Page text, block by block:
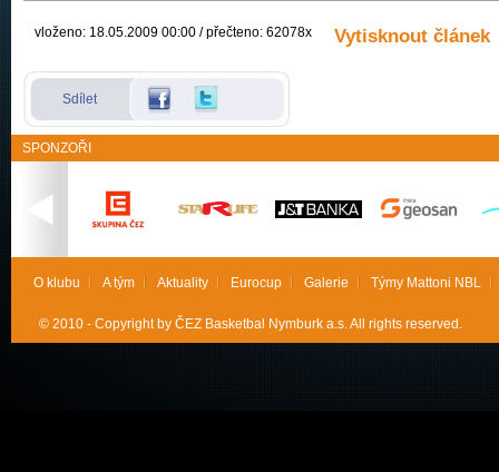
vloženo: 18.05.2009 00:00 / přečteno: 62078x Vytisknout článek
Sdílet
SPONZOŘI
O klubu A tým Aktuality Eurocup Galerie Týmy Mattoni NBL
© 2010 - Copyright by ČEZ Basketbal Nymburk a.s. All rights reserved.